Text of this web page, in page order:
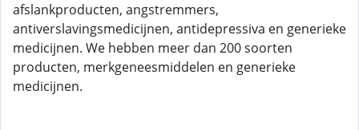
afslankproducten, angstremmers,
antiverslavingsmedicijnen, antidepressiva en generieke
medicijnen. We hebben meer dan 200 soorten
producten, merkgeneesmiddelen en generieke
medicijnen.